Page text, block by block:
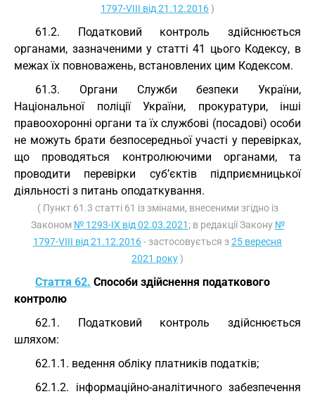
1797-VIII від 21.12.2016)
61.2. Податковий контроль здійснюється
органами, зазначеними у статті 41 цього Кодексу, в
межах їх повноважень, встановлених цим Кодексом.
61.3. Органи Служби безпеки України,
Національної поліції України, прокуратури, інші
правоохоронні органи та їх службові (посадові) особи
не можуть брати безпосередньої участі у перевірках,
що проводяться контролюючими органами, та
проводити перевірки суб’єктів підприємницької
діяльності з питань оподаткування.
( Пункт 61.3 статті 61 із змінами, внесеними згідно із
Законом № 1293-IX від 02.03.2021 ; в редакції Закону №
1797-VIII від 21.12.2016- застосовується з25 вересня
2021 року)
Стаття 62. Способи здійснення податкового
контролю
62.1. Податковий контроль здійснюється
шляхом:
62.1.1. ведення обліку платників податків;
62.1.2. інформаційно-аналітичного забезпечення